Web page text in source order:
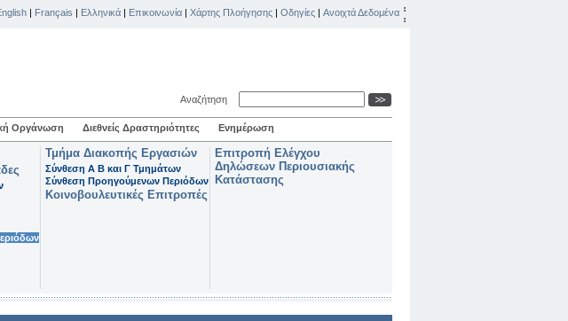
| Français | Ελληνικά | Επικοινωνία | Χάρτης Πλοήγησης | Οδηγίες | Ανοιχτά Δεδομένα
Αναζήτηση
Οργάνωση Διεθνείς Δραστηριότητες Ενημέρωση
Τμήμα Διακοπής Εργασιών
Σύνθεση Α Β και Γ Τμημάτων
Σύνθεση Προηγούμενων Περιόδων
Κοινοβουλευτικές Επιτροπές
Επιτροπή Ελέγχου
Δηλώσεων Περιουσιακής
Κατάστασης